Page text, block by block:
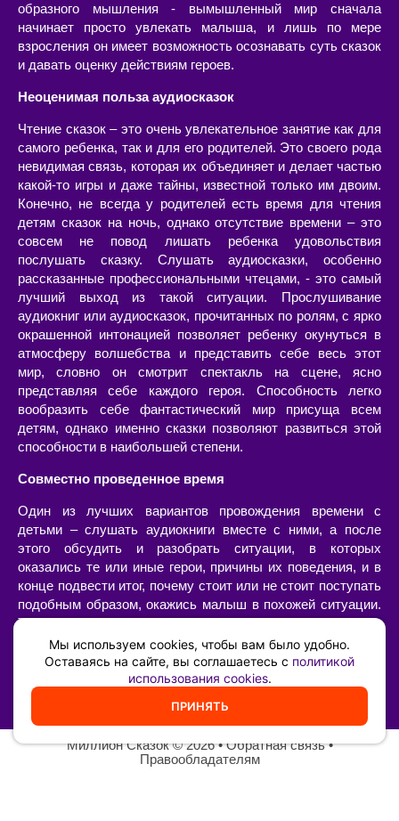
образного мышления - вымышленный мир сначала
начинает просто увлекать малыша, и лишь по мере
взросления он имеет возможность осознавать суть сказок
и давать оценку действиям героев.
Неоценимая польза аудиосказок
Чтение сказок – это очень увлекательное занятие как для
самого ребенка, так и для его родителей. Это своего рода
невидимая связь, которая их объединяет и делает частью
какой-то игры и даже тайны, известной только им двоим.
Конечно, не всегда у родителей есть время для чтения
детям сказок на ночь, однако отсутствие времени – это
совсем не повод лишать ребенка удовольствия
послушать сказку. Слушать аудиосказки, особенно
рассказанные профессиональными чтецами, - это самый
лучший выход из такой ситуации. Прослушивание
аудиокниг или аудиосказок, прочитанных по ролям, с ярко
окрашенной интонацией позволяет ребенку окунуться в
атмосферу волшебства и представить себе весь этот
мир, словно он смотрит спектакль на сцене, ясно
представляя себе каждого героя. Способность легко
вообразить себе фантастический мир присуща всем
детям, однако именно сказки позволяют развиться этой
способности в наибольшей степени.
Совместно проведенное время
Один из лучших вариантов провождения времени с
детьми – слушать аудиокниги вместе с ними, а после
этого обсудить и разобрать ситуации, в которых
оказались те или иные герои, причины их поведения, и в
конце подвести итог, почему стоит или не стоит поступать
подобным образом, окажись малыш в похожей ситуации.
Такой «разбор» очень интересен сам по себе, позволяет
наладить диалог с ребенком, а также он имеет огромную
воспитательную ценность – возможность ненавязчиво,
иногда в игровой форме, указать на самые главные
жизненные принципы и ценности.
Миллион Сказок©️ 2026 •Обратная связь•
Правообладателям
Мы используем cookies, чтобы вам было удобно.
Оставаясь на сайте, вы соглашаетесь с политикой
использования cookies.
ПРИНЯТЬ